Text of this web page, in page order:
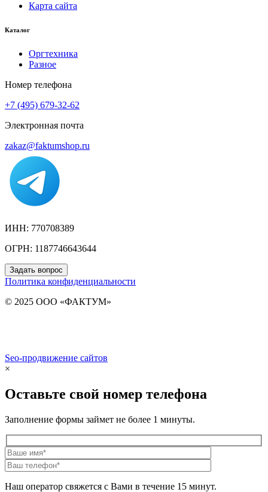
Карта сайта
Каталог
Оргтехника
Разное
Номер телефона
+7 (495) 679-32-62
Электронная почта
zakaz@faktumshop.ru
ИНН: 770708389
ОГРН: 1187746643644
Задать вопрос
Политика конфиденциальности
© 2025 ООО «ФАКТУМ»
Seo-продвижение сайтов
×
Оставьте свой номер телефона
Заполнение формы займет не более 1 минуты.
Наш оператор свяжется с Вами в течение 15 минут.